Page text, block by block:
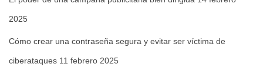
2025
Cómo crear una contraseña segura y evitar ser víctima de
ciberataques 11 febrero 2025